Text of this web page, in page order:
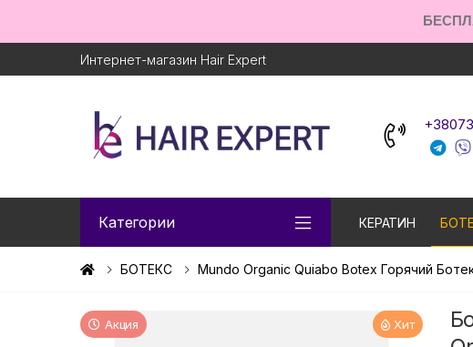
Интернет-магазин Hair Expert
Категории КЕРАТИН
БОТЕКС Mundo Organic Quiabo Botex Горячий
Акция Хит